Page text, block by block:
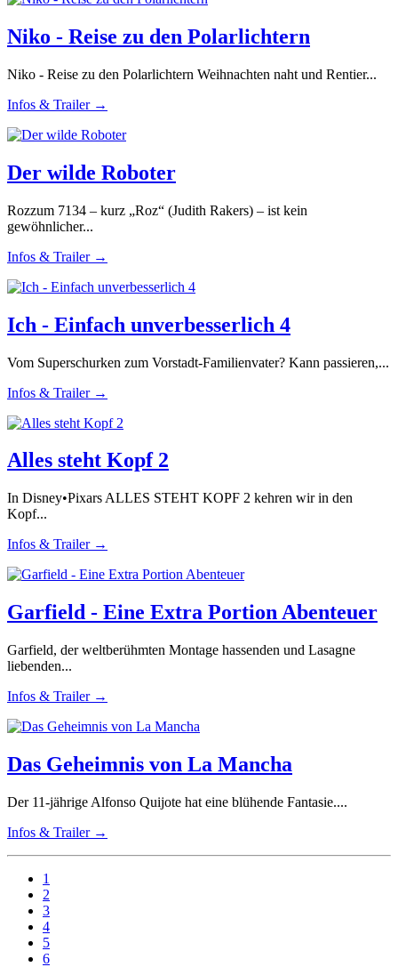
Niko - Reise zu den Polarlichtern
Niko - Reise zu den Polarlichtern Weihnachten naht und Rentier...
Infos & Trailer →
Der wilde Roboter
Rozzum 7134 – kurz „Roz“ (Judith Rakers) – ist kein
gewöhnlicher...
Infos & Trailer →
Ich - Einfach unverbesserlich 4
Vom Superschurken zum Vorstadt-Familienvater? Kann passieren,...
Infos & Trailer →
Alles steht Kopf 2
In Disney•Pixars ALLES STEHT KOPF 2 kehren wir in den
Kopf...
Infos & Trailer →
Garfield - Eine Extra Portion Abenteuer
Garfield, der weltberühmten Montage hassenden und Lasagne
liebenden...
Infos & Trailer →
Das Geheimnis von La Mancha
Der 11-jährige Alfonso Quijote hat eine blühende Fantasie....
Infos & Trailer →
1
2
3
4
5
6